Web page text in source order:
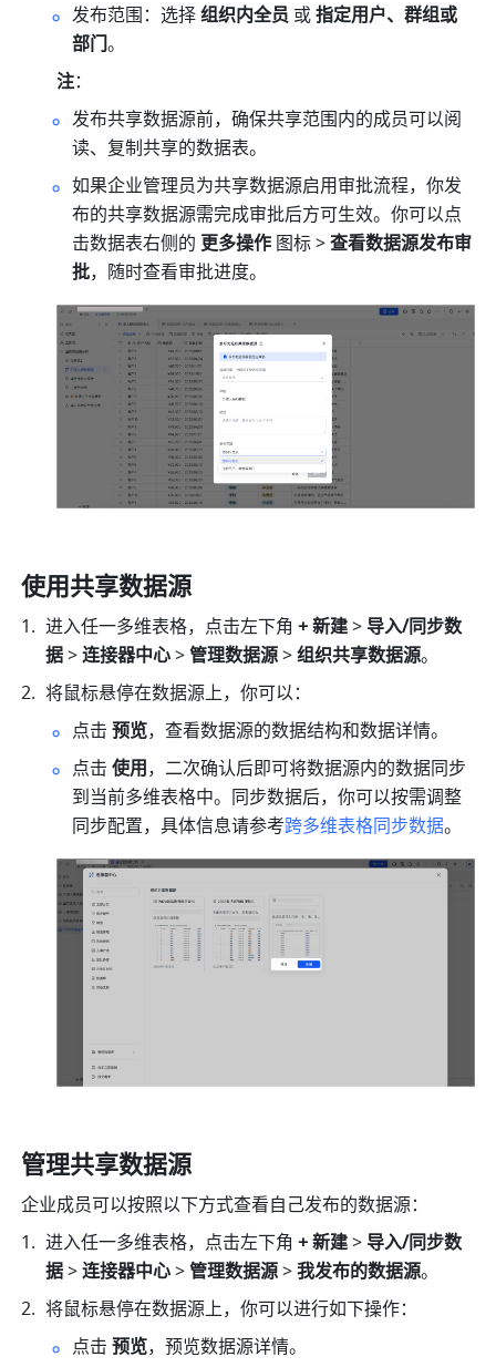
发布范围：选择 组织内全员 或 指定用户、群组或
部门。
注：
发布共享数据源前，确保共享范围内的成员可以阅
读、复制共享的数据表。
如果企业管理员为共享数据源启用审批流程，你发
布的共享数据源需完成审批后方可生效。你可以点
击数据表右侧的 更多操作 图标 > 查看数据源发布审
批，随时查看审批进度。
使用共享数据源
进入任一多维表格，点击左下角 + 新建 > 导入/同步数
据 > 连接器中心 > 管理数据源 > 组织共享数据源。
将鼠标悬停在数据源上，你可以：
点击 预览，查看数据源的数据结构和数据详情。
点击 使用，二次确认后即可将数据源内的数据同步
到当前多维表格中。同步数据后，你可以按需调整
同步配置，具体信息请参考跨多维表格同步数据。
管理共享数据源
企业成员可以按照以下方式查看自己发布的数据源：
进入任一多维表格，点击左下角 + 新建 > 导入/同步数
据 > 连接器中心 > 管理数据源 > 我发布的数据源。
将鼠标悬停在数据源上，你可以进行如下操作：
点击 预览，预览数据源详情。